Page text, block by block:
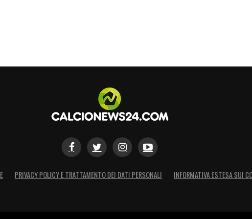
sua prima apparizione colToro
giacché anche in questo caso il
oggi l’ufficialità del passaggio in granata
di vederlo già in campo lunedì
i documenti necessari per tesserare il
ore. Poi a parlare sarà solo il campo, poi
PRIVACY POLICY E TRATTAMENTO DEI DATI PERSONALI INFORMATIVA ESTESA SUI